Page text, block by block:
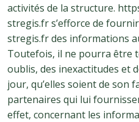
activités de la structure.
stregis.fr s’efforce de
stregis.fr des informations
Toutefois, il ne pourra être
oublis, des inexactitudes et
jour, qu’elles soient de son
partenaires qui lui
effet, concernant les